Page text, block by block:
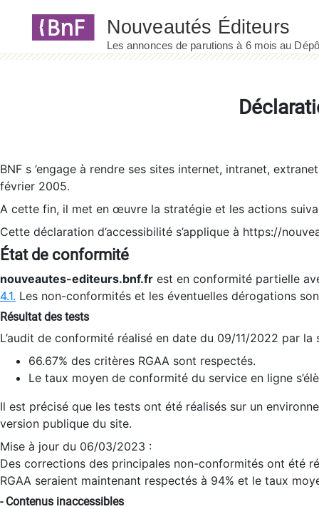
BNF s ’engage à rendre ses sites internet, intranet,
février 2005.
A cette fin, il met en œuvre la stratégie et les actions
Cette déclaration d’accessibilité s’applique à https://
État de conformité
nouveautes-editeurs.bnf.fr est en conformité partielle
4.1. Les non-conformités et les éventuelles dérogations
Résultat des tests
L’audit de conformité réalisé en date du 09/11/2022 par
66.67% des critères RGAA sont respectés.
Le taux moyen de conformité du service en ligne
Il est précisé que les tests ont été réalisés sur un
version publique du site.
Mise à jour du 06/03/2023 :
Des corrections des principales non-conformités ont été
RGAA seraient maintenant respectés à 94% et le taux
- Contenus inaccessibles